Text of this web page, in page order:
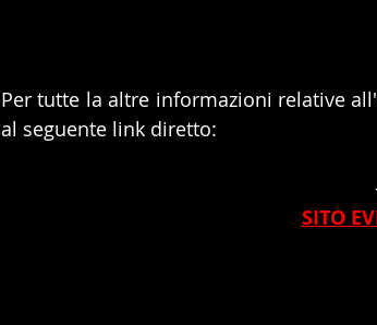
Per tutte la altre informazioni relative
al seguente link diretto:
SITO